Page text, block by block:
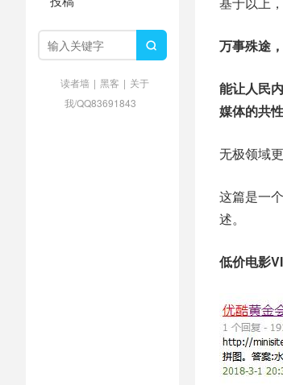

读者墙 | 黑客 | 关于
我/QQ83691843
万事殊途
能让人民
媒体的共性
无极领域
这篇是一
述。
低价电影